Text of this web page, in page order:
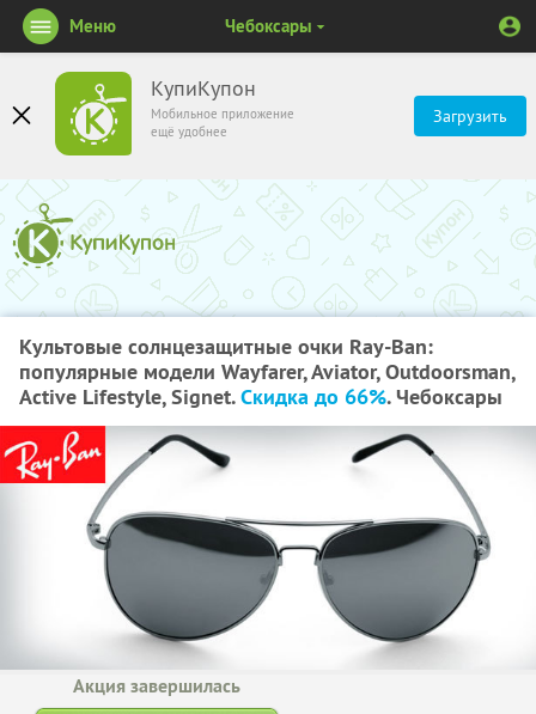
КупиКупон
Мобильное приложение
ещё удобнее
Загрузить
Меню Чебоксары
Культовые солнцезащитные очки Ray-Ban:
популярные модели Wayfarer, Aviator, Outdoorsman,
Active Lifestyle, Signet.Скидка до 66%. Чебоксары
Акция завершилась